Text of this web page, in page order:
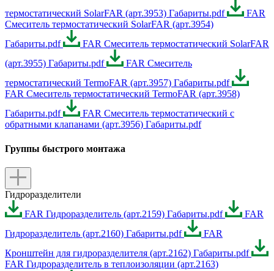
термостатический SolarFAR (арт.3953) Габариты.pdf
FAR
Смеситель термостатический SolarFAR (арт.3954)
Габариты.pdf
FAR Смеситель термостатический SolarFAR
(арт.3955) Габариты.pdf
FAR Смеситель
термостатический TermoFAR (арт.3957) Габариты.pdf
FAR Смеситель термостатический TermoFAR (арт.3958)
Габариты.pdf
FAR Смеситель термостатический с
обратными клапанами (арт.3956) Габариты.pdf
Группы быстрого монтажа
Гидроразделители
FAR Гидроразделитель (арт.2159) Габариты.pdf
FAR
Гидроразделитель (арт.2160) Габариты.pdf
FAR
Кронштейн для гидроразделителя (арт.2162) Габариты.pdf
FAR Гидроразделитель в теплоизоляции (арт.2163)